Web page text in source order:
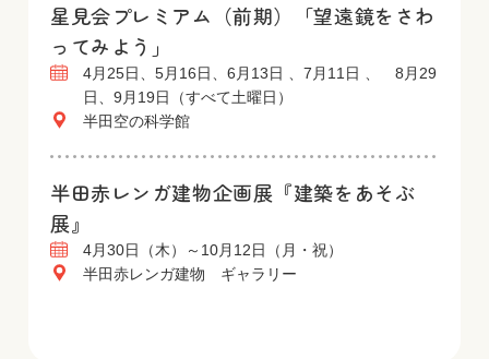
星見会プレミアム（前期）「望遠鏡をさわ
ってみよう」
4月25日、5月16日、6月13日 、7月11日 、 8月29
日、9月19日（すべて土曜日）
半田空の科学館
半田赤レンガ建物企画展『建築をあそぶ
展』
4月30日（木）～10月12日（月・祝）
半田赤レンガ建物 ギャラリー